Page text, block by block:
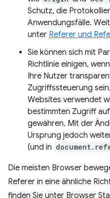
Schutz, die
Anwendungsfälle.
unter Referer und
Sie können sich mit
Richtlinie einigen,
Ihre Nutzer
Zugriffssteuerung
Websites verwendet
bestimmten Zugriff
gewähren. Mit der
Ursprung jedoch
(und in
Die meisten Browser
Referer in eine ähnliche
finden Sie unter Browser